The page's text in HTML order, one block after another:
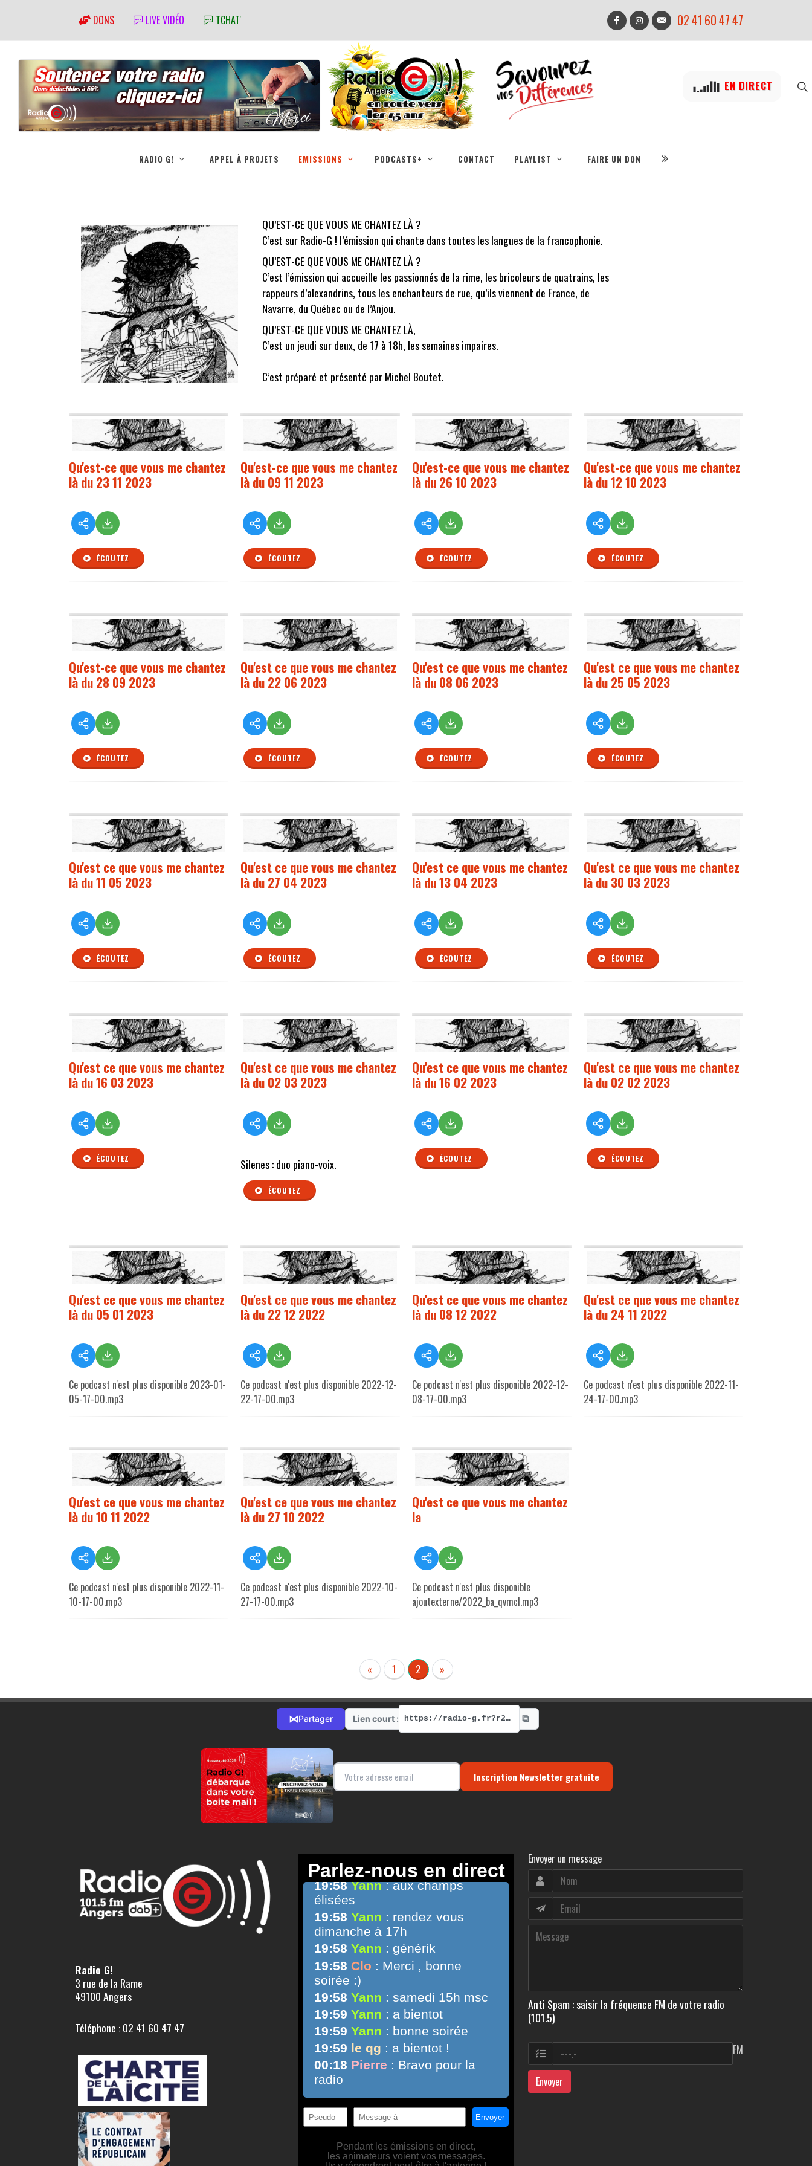
DONS LIVE VIDÉO TCHAT' 02 41 60 47 47
EN DIRECT
RADIO G! APPEL À PROJETS EMISSIONS PODCASTS+ CONTACT PLAYLIST FAIRE UN DON
QU’EST-CE QUE VOUS ME CHANTEZ LÀ ?
C’est sur Radio-G ! l’émission qui chante dans toutes les langues de la francophonie.
QU’EST-CE QUE VOUS ME CHANTEZ LÀ ?
C’est l’émission qui accueille les passionnés de la rime, les bricoleurs de quatrains, les
rappeurs d’alexandrins, tous les enchanteurs de rue, qu’ils viennent de France, de
Navarre, du Québec ou de l’Anjou.
QU’EST-CE QUE VOUS ME CHANTEZ LÀ,
C’est un jeudi sur deux, de 17 à 18h, les semaines impaires.
C’est préparé et présenté par Michel Boutet.
Qu'est-ce que vous me chantez
là du 23 11 2023
ÉCOUTEZ
Qu'est-ce que vous me chantez
là du 09 11 2023
ÉCOUTEZ
Qu'est-ce que vous me chantez
là du 26 10 2023
ÉCOUTEZ
Qu'est-ce que vous me chantez
là du 12 10 2023
ÉCOUTEZ
Qu'est-ce que vous me chantez
là du 28 09 2023
ÉCOUTEZ
Qu'est ce que vous me chantez
là du 22 06 2023
ÉCOUTEZ
Qu'est ce que vous me chantez
là du 08 06 2023
ÉCOUTEZ
Qu'est ce que vous me chantez
là du 25 05 2023
ÉCOUTEZ
Qu'est ce que vous me chantez
là du 11 05 2023
ÉCOUTEZ
Qu'est ce que vous me chantez
là du 27 04 2023
ÉCOUTEZ
Qu'est ce que vous me chantez
là du 13 04 2023
ÉCOUTEZ
Qu'est ce que vous me chantez
là du 30 03 2023
ÉCOUTEZ
Qu'est ce que vous me chantez
là du 16 03 2023
ÉCOUTEZ
Qu'est ce que vous me chantez
là du 02 03 2023
Silenes : duo piano-voix.
ÉCOUTEZ
Qu'est ce que vous me chantez
là du 16 02 2023
ÉCOUTEZ
Qu'est ce que vous me chantez
là du 02 02 2023
ÉCOUTEZ
Qu'est ce que vous me chantez
là du 05 01 2023
Ce podcast n'est plus disponible 2023-01-
05-17-00.mp3
Qu'est ce que vous me chantez
là du 22 12 2022
Ce podcast n'est plus disponible 2022-12-
22-17-00.mp3
Qu'est ce que vous me chantez
là du 08 12 2022
Ce podcast n'est plus disponible 2022-12-
08-17-00.mp3
Qu'est ce que vous me chantez
là du 24 11 2022
Ce podcast n'est plus disponible 2022-11-
24-17-00.mp3
Qu'est ce que vous me chantez
là du 10 11 2022
Ce podcast n'est plus disponible 2022-11-
10-17-00.mp3
Qu'est ce que vous me chantez
là du 27 10 2022
Ce podcast n'est plus disponible 2022-10-
27-17-00.mp3
Qu'est ce que vous me chantez
la
Ce podcast n'est plus disponible
ajoutexterne/2022_ba_qvmcl.mp3
« 1 2 »
⋈Partager Lien court : https://radio-g.fr?r290 ⧉
Inscription Newsletter gratuite
Radio G!
3 rue de la Rame
49100 Angers
Téléphone : 02 41 60 47 47
Envoyer un message
Anti Spam : saisir la fréquence FM de votre radio
(101.5)
FM
Envoyer